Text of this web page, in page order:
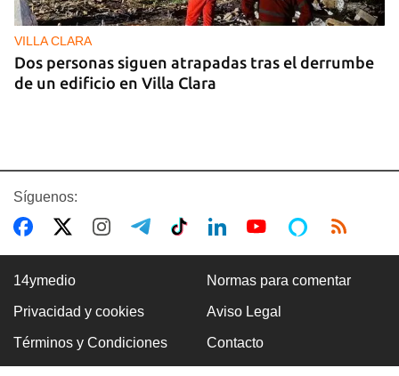
VILLA CLARA
Dos personas siguen atrapadas tras el derrumbe
de un edificio en Villa Clara
FOTO DEL DÍA
Un litro de aceite cuesta ya más de dos salarios
Síguenos:
14ymedio Normas para comentar
Privacidad y cookies Aviso Legal
Términos y Condiciones Contacto